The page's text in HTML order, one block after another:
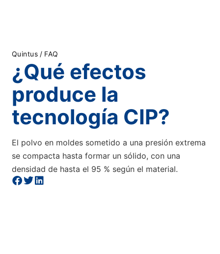
Quintus / FAQ
¿Qué efectos
produce la
tecnología CIP?
El polvo en moldes sometido a una presión extrema
se compacta hasta formar un sólido, con una
densidad de hasta el 95 % según el material.